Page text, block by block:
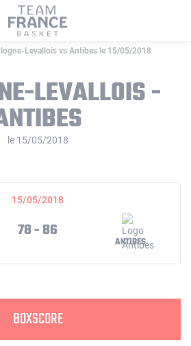
Levallois vs Antibes le 15/05/2018
LEVALLOIS -
le 15/05/2018
15/05/2018
78 - 86
ANTIBES
BOXSCORE